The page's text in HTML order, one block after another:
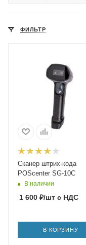
ФИЛЬТР
Сканер штрих-кода
POScenter SG-10C
В наличии
1 600 ₽/шт с НДС
В КОРЗИНУ